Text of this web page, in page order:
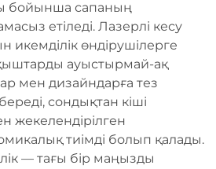
бойынша сапаның
етіледі. Лазерлі кесу
икемділік өндірушілерге
ауыстырмай-ақ
мен дизайндарға тез
сондықтан кіші
жекелендірілген
тиімді болып қалады.
— тағы бір маңызды